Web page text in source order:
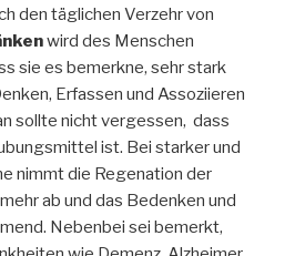
den täglichen Verzehr von
wird des Menschen
sie es bemerkne, sehr stark
Erfassen und Assoziieren
sollte nicht vergessen, dass
ist. Bei starker und
nimmt die Regenation der
ab und das Bedenken und
Nebenbei sei bemerkt,